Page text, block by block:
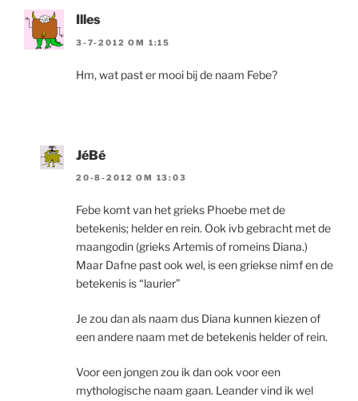
Illes
3-7-2012 OM 1:15
Hm, wat past er mooi bij de naam Febe?
JéBé
20-8-2012 OM 13:03
Febe komt van het grieks Phoebe met de
betekenis; helder en rein. Ook ivb gebracht met de
maangodin (grieks Artemis of romeins Diana.)
Maar Dafne past ook wel, is een griekse nimf en de
betekenis is “laurier”
Je zou dan als naam dus Diana kunnen kiezen of
een andere naam met de betekenis helder of rein.
Voor een jongen zou ik dan ook voor een
mythologische naam gaan. Leander vind ik wel